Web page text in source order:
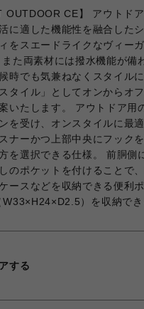
OUTDOOR CE】 アウトド
に適した機能性を融合した
をスエードライクなヴィー
た両素材には撥水機能が備
時でも気兼ねなくスタイル
スタイル」としてオンからオ
いたします。 アウトドア用
を受け、オンスタイルに最
ナーかつ上部中央にフック
を選択できる仕様。 前胴側
のポケットを付けることで
ースなどを収納できる便利
W33×H24×D2.5）を収納でき
する